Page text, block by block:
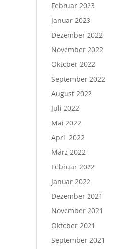
Februar 2023
Januar 2023
Dezember 2022
November 2022
Oktober 2022
September 2022
August 2022
Juli 2022
Mai 2022
April 2022
März 2022
Februar 2022
Januar 2022
Dezember 2021
November 2021
Oktober 2021
September 2021